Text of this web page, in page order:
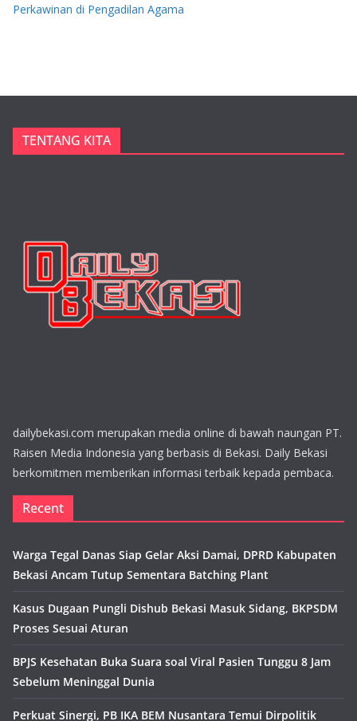
Perkawinan di Pengadilan Agama
TENTANG KITA
dailybekasi.com merupakan media online di bawah naungan PT.
Raisen Media Indonesia yang berbasis di Bekasi. Daily Bekasi
berkomitmen memberikan informasi terbaik kepada pembaca.
Recent
Warga Tegal Danas Siap Gelar Aksi Damai, DPRD Kabupaten
Bekasi Ancam Tutup Sementara Batching Plant
Kasus Dugaan Pungli Dishub Bekasi Masuk Sidang, BKPSDM
Proses Sesuai Aturan
BPJS Kesehatan Buka Suara soal Viral Pasien Tunggu 8 Jam
Sebelum Meninggal Dunia
Perkuat Sinergi, PB IKA BEM Nusantara Temui Dirpolitik